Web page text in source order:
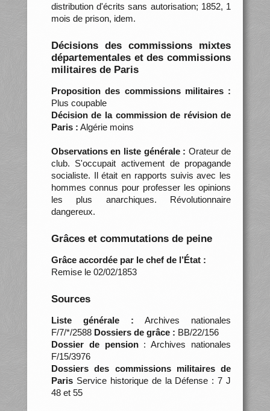
distribution d'écrits sans autorisation; 1852, 1
mois de prison, idem.
Décisions des commissions mixtes
départementales et des commissions
militaires de Paris
Proposition des commissions militaires :
Plus coupable
Décision de la commission de révision de
Paris : Algérie moins
Observations en liste générale : Orateur de
club. S'occupait activement de propagande
socialiste. Il était en rapports suivis avec les
hommes connus pour professer les opinions
les plus anarchiques. Révolutionnaire
dangereux.
Grâces et commutations de peine
Grâce accordée par le chef de l’État :
Remise le 02/02/1853
Sources
Liste générale : Archives nationales
F/7/*/2588 Dossiers de grâce : BB/22/156
Dossier de pension: Archives nationales
F/15/3976
Dossiers des commissions militaires de
ParisService historique de la Défense : 7 J
48 et 55